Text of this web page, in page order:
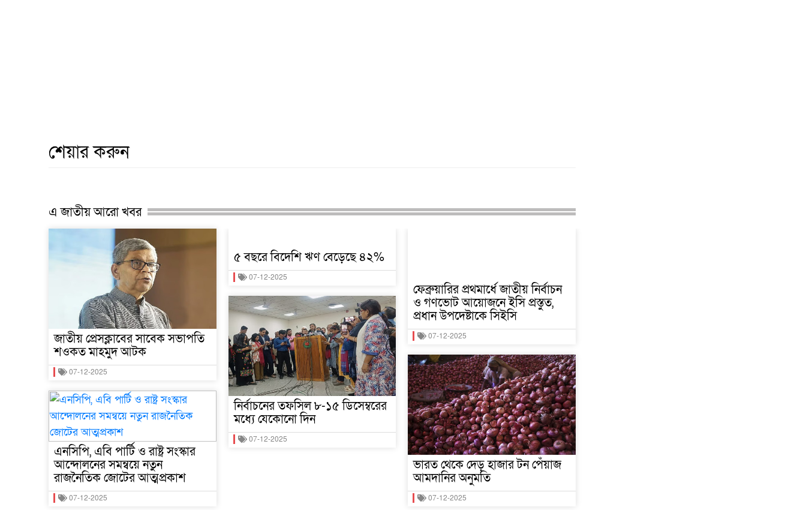
শেয়ার করুন
এ জাতীয় আরো খবর
জাতীয় প্রেসক্লাবের সাবেক সভাপতি
শওকত মাহমুদ আটক
07-12-2025
এনসিপি, এবি পার্টি ও রাষ্ট্র সংস্কার
আন্দোলনের সমন্বয়ে নতুন
রাজনৈতিক জোটের আত্মপ্রকাশ
07-12-2025
৫ বছরে বিদেশি ঋণ বেড়েছে ৪২%
07-12-2025
নির্বাচনের তফসিল ৮-১৫ ডিসেম্বরের
মধ্যে যেকোনো দিন
07-12-2025
ফেব্রুয়ারির প্রথমার্ধে জাতীয় নির্বাচন
ও গণভোট আয়োজনে ইসি প্রস্তুত,
প্রধান উপদেষ্টাকে সিইসি
07-12-2025
ভারত থেকে দেড় হাজার টন পেঁয়াজ
আমদানির অনুমতি
07-12-2025